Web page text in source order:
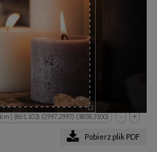
+
-
| (861,103) (2997,2997) (3858,3100)
Pobierz plik PDF